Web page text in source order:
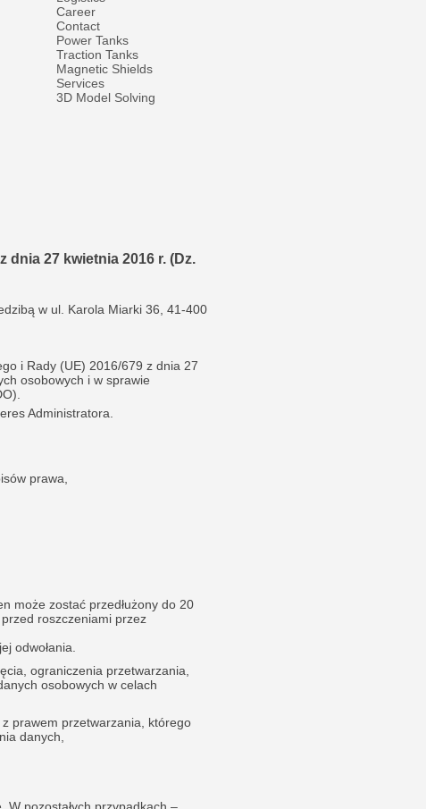
Career
Contact
Power Tanks
Traction Tanks
Magnetic Shields
Services
3D Model Solving
27 kwietnia 2016 r. (Dz.
w ul. Karola Miarki 36, 41-400
i Rady (UE) 2016/679 z dnia 27
osobowych i w sprawie
Administratora.
prawa,
może zostać przedłużony do 20
roszczeniami przez
odwołania.
ograniczenia przetwarzania,
osobowych w celach
prawem przetwarzania, którego
danych,